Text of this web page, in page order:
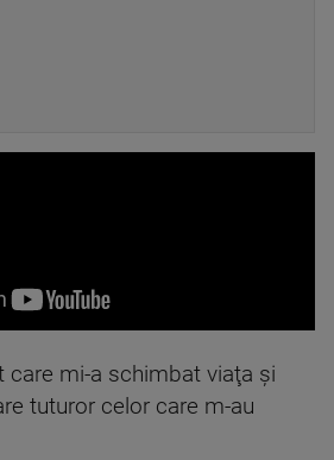
care mi-a schimbat viaţa şi
tuturor celor care m-au